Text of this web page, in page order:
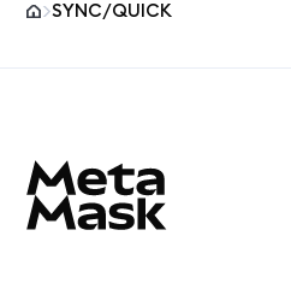
SYNC/QUICK